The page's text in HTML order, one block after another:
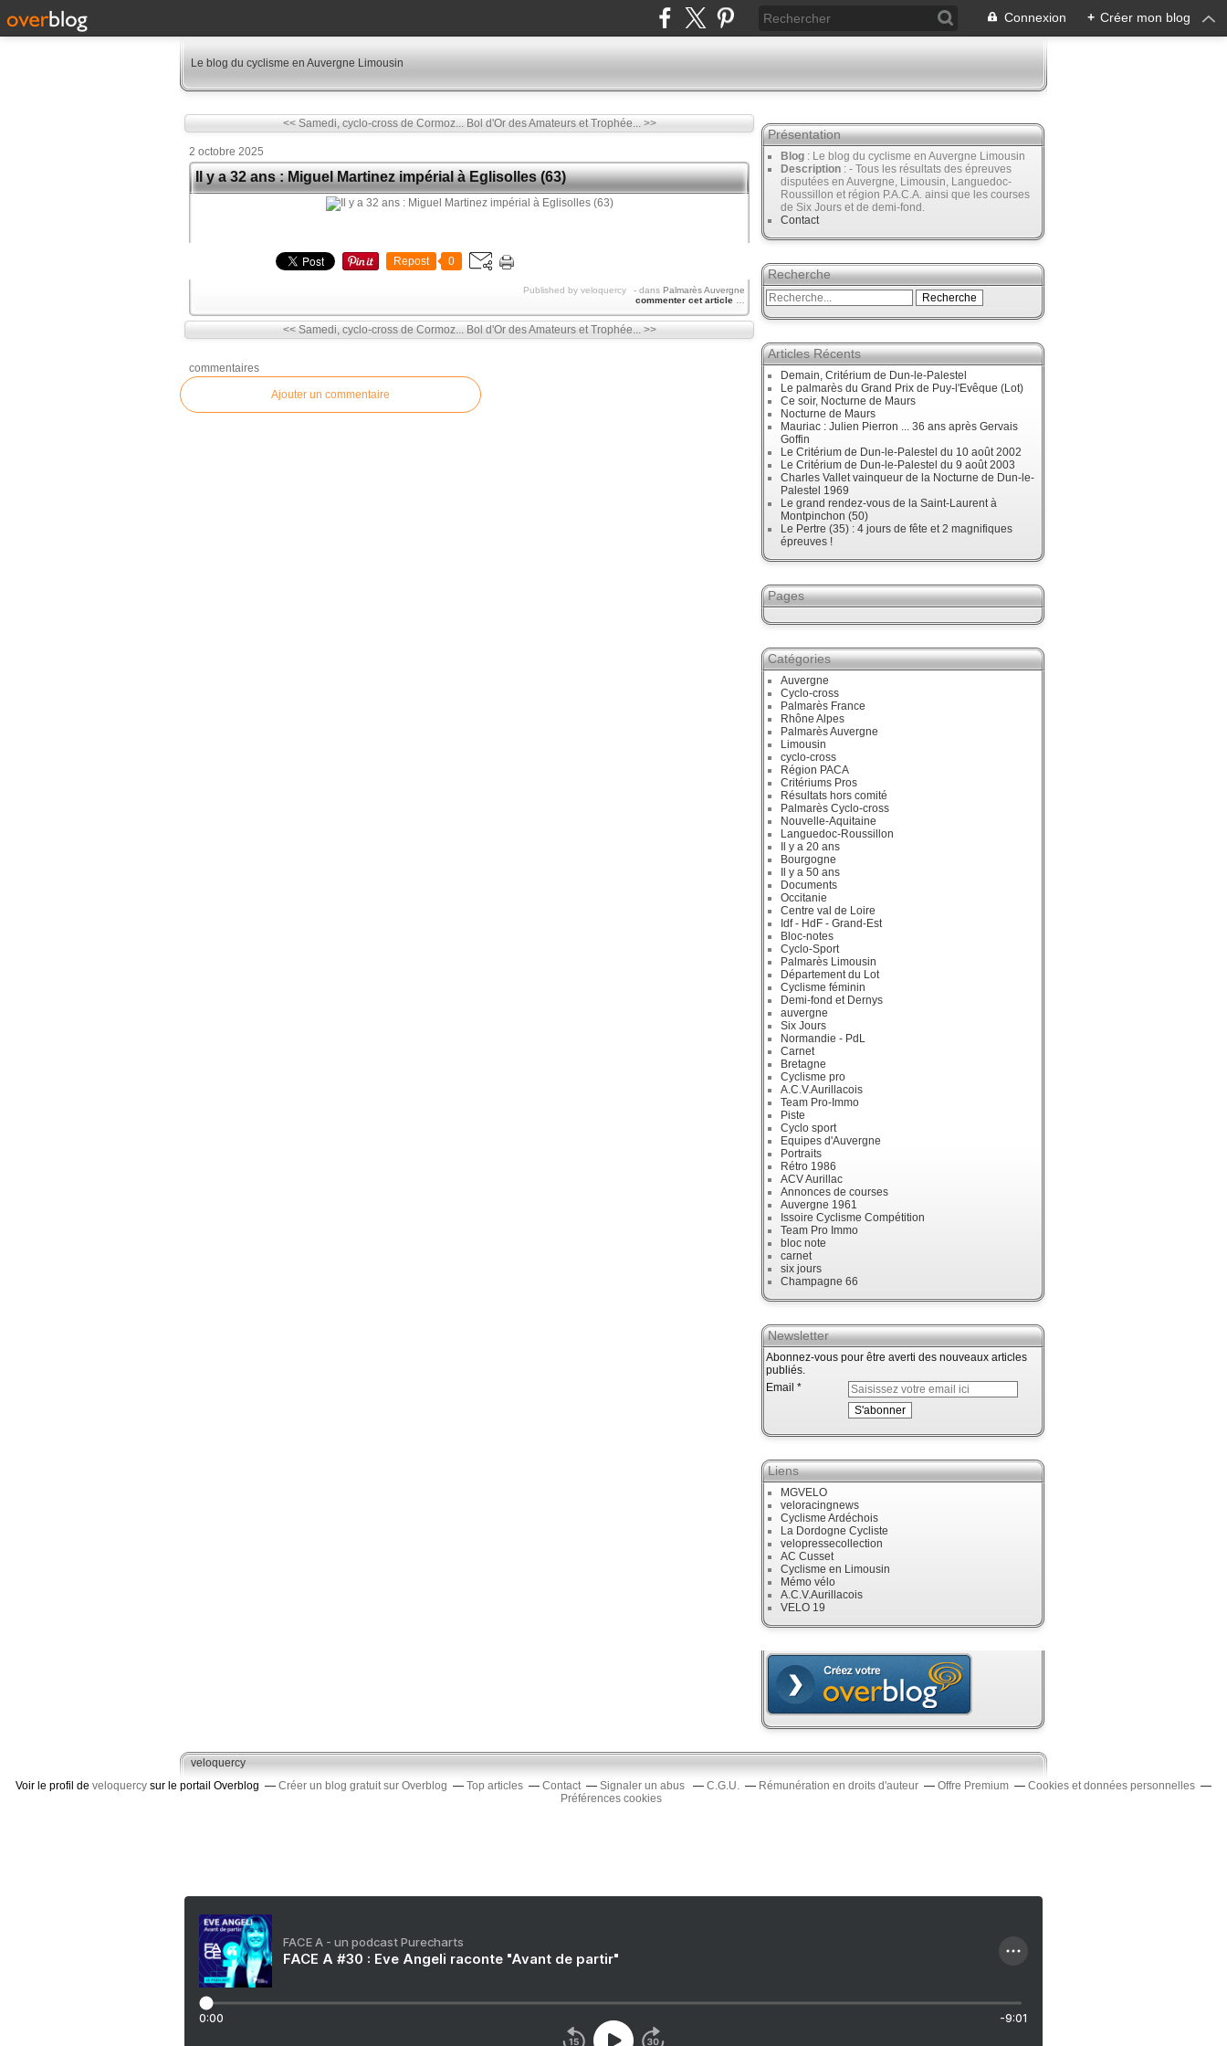
Connexion + Créer mon blog
Le blog du cyclisme en Auvergne Limousin
<< Samedi, cyclo-cross de Cormoz... Bol d'Or des Amateurs et Trophée... >>
2 octobre 2025
Il y a 32 ans : Miguel Martinez impérial à Eglisolles (63)
Repost 0
Published by veloquercy - dans Palmarès Auvergne
commenter cet article
<< Samedi, cyclo-cross de Cormoz... Bol d'Or des Amateurs et Trophée... >>
commentaires
Ajouter un commentaire
Présentation
Blog : Le blog du cyclisme en Auvergne Limousin
Description : - Tous les résultats des épreuves
disputées en Auvergne, Limousin, Languedoc-
Roussillon et région P.A.C.A. ainsi que les courses
de Six Jours et de demi-fond.
Contact
Recherche
Articles Récents
Demain, Critérium de Dun-le-Palestel
Le palmarès du Grand Prix de Puy-l'Evêque (Lot)
Ce soir, Nocturne de Maurs
Nocturne de Maurs
Mauriac : Julien Pierron ... 36 ans après Gervais
Goffin
Le Critérium de Dun-le-Palestel du 10 août 2002
Le Critérium de Dun-le-Palestel du 9 août 2003
Charles Vallet vainqueur de la Nocturne de Dun-le-
Palestel 1969
Le grand rendez-vous de la Saint-Laurent à
Montpinchon (50)
Le Pertre (35) : 4 jours de fête et 2 magnifiques
épreuves !
Pages
Catégories
Auvergne
Cyclo-cross
Palmarès France
Rhône Alpes
Palmarès Auvergne
Limousin
cyclo-cross
Région PACA
Critériums Pros
Résultats hors comité
Palmarès Cyclo-cross
Nouvelle-Aquitaine
Languedoc-Roussillon
Il y a 20 ans
Bourgogne
Il y a 50 ans
Documents
Occitanie
Centre val de Loire
Idf - HdF - Grand-Est
Bloc-notes
Cyclo-Sport
Palmarès Limousin
Département du Lot
Cyclisme féminin
Demi-fond et Dernys
auvergne
Six Jours
Normandie - PdL
Carnet
Bretagne
Cyclisme pro
A.C.V.Aurillacois
Team Pro-Immo
Piste
Cyclo sport
Equipes d'Auvergne
Portraits
Rétro 1986
ACV Aurillac
Annonces de courses
Auvergne 1961
Issoire Cyclisme Compétition
Team Pro Immo
bloc note
carnet
six jours
Champagne 66
Newsletter
Abonnez-vous pour être averti des nouveaux articles
publiés.
Email
Liens
MGVELO
veloracingnews
Cyclisme Ardéchois
La Dordogne Cycliste
velopressecollection
AC Cusset
Cyclisme en Limousin
Mémo vélo
A.C.V.Aurillacois
VELO 19
veloquercy
Voir le profil de veloquercy sur le portail Overblog Créer un blog gratuit sur Overblog Top articles Contact Signaler un abus C.G.U. Rémunération en droits d'auteur Offre Premium
Cookies et données personnelles
Préférences cookies
FACE A - un podcast Purecharts
FACE A #30 : Eve Angeli raconte "Avant de partir"
0:00 -9:01